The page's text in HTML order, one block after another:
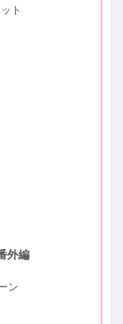
ト
外編
ン